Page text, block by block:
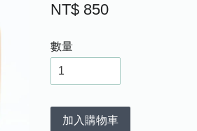
NT$ 850
數量
加入購物車